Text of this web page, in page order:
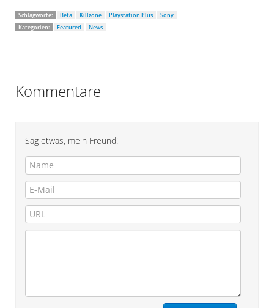
Schlagworte: Beta Killzone Playstation Plus
Sony
Kategorien:
Featured News
Kommentare
Sag etwas, mein Freund!